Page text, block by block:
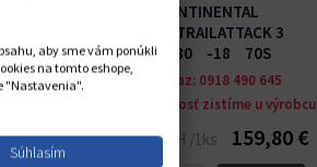
CONTINENTAL
CONTITRAILATTACK 3
140/80 -18 70S
Na dotaz: 0918 490 645
Dostupnosť zistíme u výrobcu
Cena s DPH /1ks 159,80 €
aby sme vám ponúkli
na tomto eshope,
"Nastavenia".
Súhlasím